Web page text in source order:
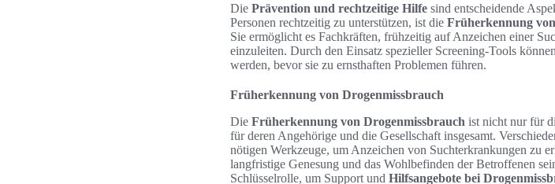
Die Prävention und rechtzeitige Hilfe sind entscheidende
Personen rechtzeitig zu unterstützen, ist die Früherkennung
Sie ermöglicht es Fachkräften, frühzeitig auf Anzeichen einer
einzuleiten. Durch den Einsatz spezieller Screening-Tools
werden, bevor sie zu ernsthaften Problemen führen.
Früherkennung von Drogenmissbrauch
Die Früherkennung von Drogenmissbrauch ist nicht nur für
für deren Angehörige und die Gesellschaft insgesamt.
nötigen Werkzeuge, um Anzeichen von Suchterkrankungen zu
langfristige Genesung und das Wohlbefinden der Betroffenen
Schlüsselrolle, um Support und Hilfsangebote bei